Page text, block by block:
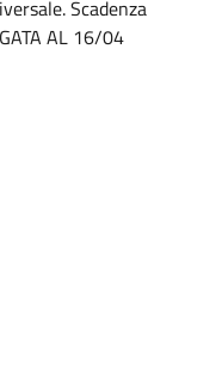
Scadenza
AL 16/04